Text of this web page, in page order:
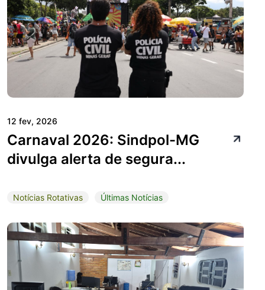
12 fev, 2026
Carnaval 2026: Sindpol-MG
divulga alerta de segura...
Notícias Rotativas Últimas Notícias